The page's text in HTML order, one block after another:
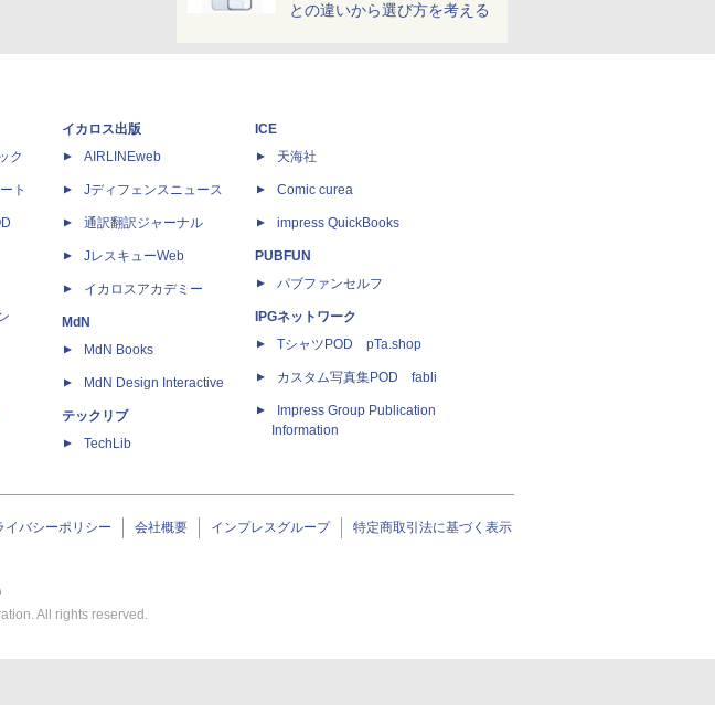
との違いから選び方を考える
ク
ト
イカロス出版
AIRLINEweb
Jディフェンスニュース
通訳翻訳ジャーナル
JレスキューWeb
イカロスアカデミー
MdN
MdN Books
MdN Design Interactive
テックリブ
TechLib
ICE
天海社
Comic curea
impress QuickBooks
PUBFUN
パブファンセルフ
IPGネットワーク
TシャツPOD pTa.shop
カスタム写真集POD fabli
Impress Group Publication
Information
イバシーポリシー 会社概要 インプレスグループ 特定商取引法に基づく表示
All rights reserved.